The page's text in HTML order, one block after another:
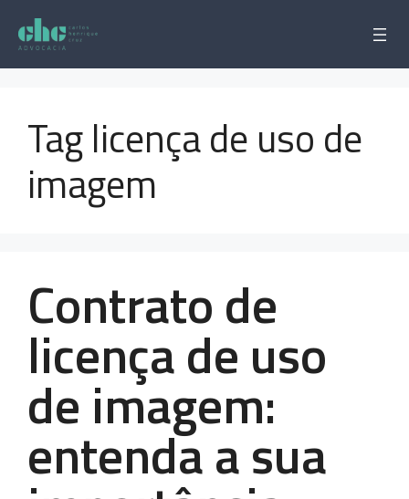
para
conteúdo
Tag licença de uso de
imagem
Contrato de
licença de uso
de imagem:
entenda a sua